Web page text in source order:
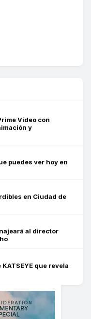
Video con
y
puedes ver hoy en
en Ciudad de
al director
que revela